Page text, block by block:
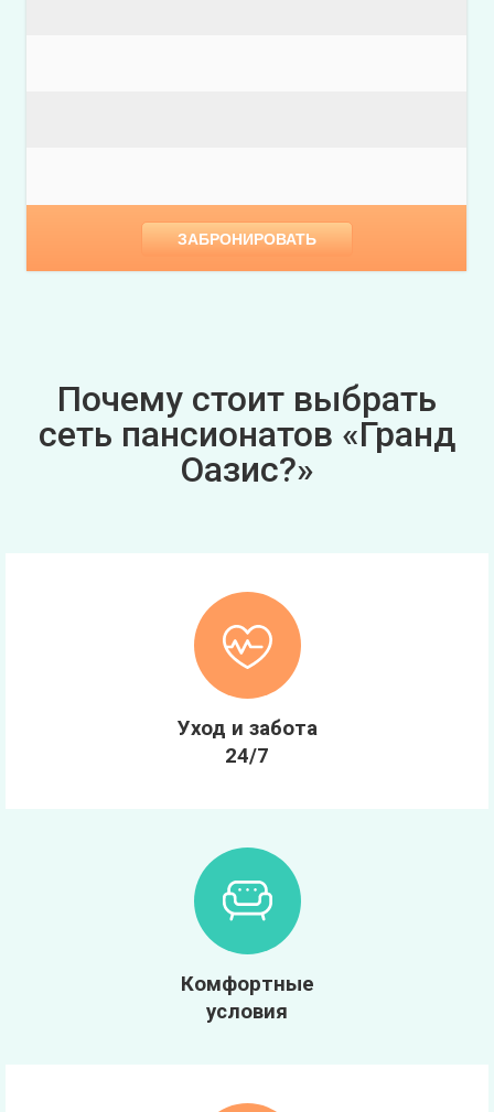
ЗАБРОНИРОВАТЬ
Почему стоит выбрать
сеть пансионатов «Гранд
Оазис?»
Уход и забота
24/7
Комфортные
условия